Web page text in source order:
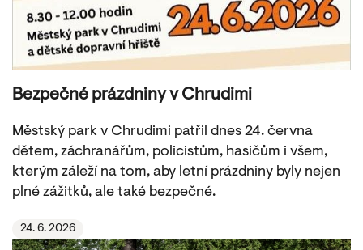
Bezpečné prázdniny v Chrudimi
Městský park v Chrudimi patřil dnes 24. června
dětem, záchranářům, policistům, hasičům i všem,
kterým záleží na tom, aby letní prázdniny byly nejen
plné zážitků, ale také bezpečné.
24. 6. 2026